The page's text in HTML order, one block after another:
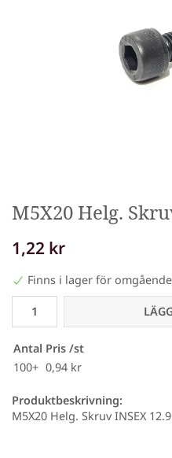
M5X20 Helg.
1,22 kr
Finns i lager för
Antal Pris /st
100+ 0,94 kr
Produktbeskrivning:
M5X20 Helg. Skruv INSEX